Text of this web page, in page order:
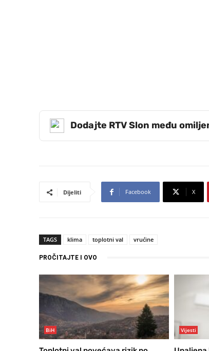
Dodajte RTV Slon među
Dijeliti Facebook X
TAGS klima toplotni val vrućine
PROČITAJTE I OVO
BiH Vijesti